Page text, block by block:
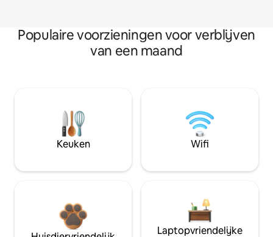
Populaire voorzieningen voor verblijven
van een maand
Keuken Wifi
Laptopvriendelijke